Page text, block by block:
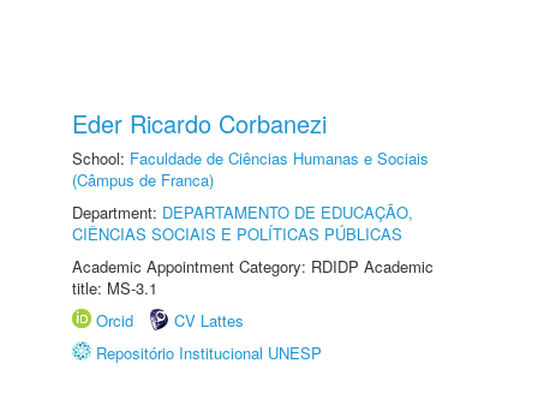
Eder Ricardo Corbanezi
School: Faculdade de Ciências Humanas e Sociais
(Câmpus de Franca)
Department: DEPARTAMENTO DE EDUCAÇÃO,
CIÊNCIAS SOCIAIS E POLÍTICAS PÚBLICAS
Academic Appointment Category: RDIDP Academic
title: MS-3.1
Orcid
CV Lattes
Repositório Institucional UNESP